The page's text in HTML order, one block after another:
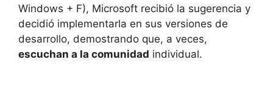
Windows + F), Microsoft recibió la sugerencia y
decidió implementarla en sus versiones de
desarrollo, demostrando que, a veces,
escuchan a la comunidad individual.